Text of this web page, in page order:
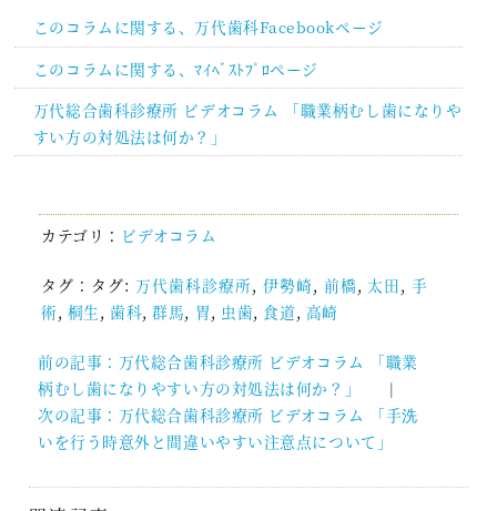
このコラムに関する、万代歯科Facebookページ
このコラムに関する、ﾏｲﾍﾞｽﾄﾌﾟﾛページ
万代総合歯科診療所 ビデオコラム 「職業柄むし歯になりや
すい方の対処法は何か？」
カテゴリ： ビデオコラム
タグ：タグ: 万代歯科診療所, 伊勢崎, 前橋,太田, 手
術, 桐生,歯科,群馬, 胃, 虫歯, 食道, 高崎
投
稿
ナ
ビ
前の記事：万代総合歯科診療所 ビデオコラム 「職業
柄むし歯になりやすい方の対処法は何か？」
次の記事：万代総合歯科診療所 ビデオコラム 「手洗
いを行う時意外と間違いやすい注意点について」